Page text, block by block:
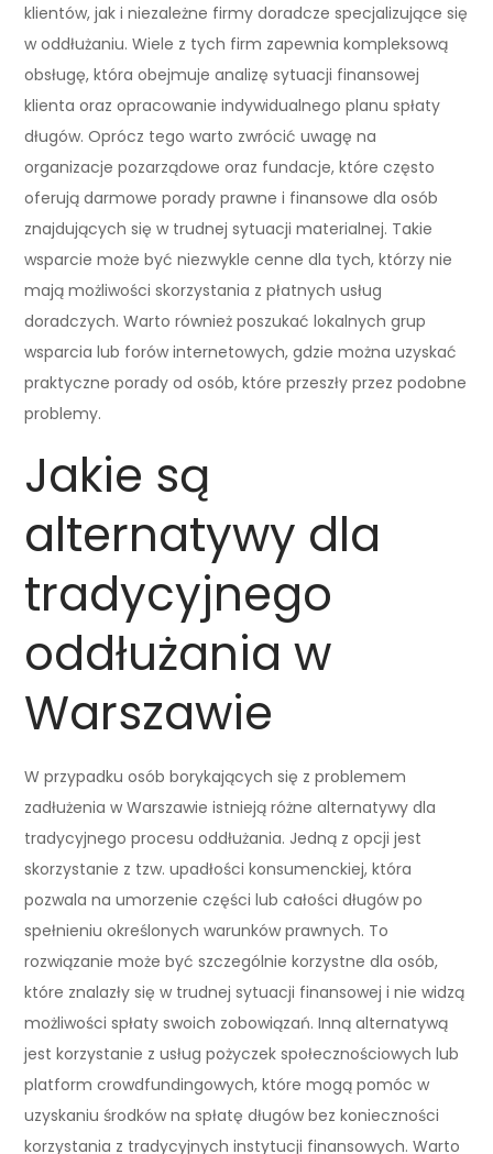
klientów, jak i niezależne firmy doradcze specjalizujące się
w oddłużaniu. Wiele z tych firm zapewnia kompleksową
obsługę, która obejmuje analizę sytuacji finansowej
klienta oraz opracowanie indywidualnego planu spłaty
długów. Oprócz tego warto zwrócić uwagę na
organizacje pozarządowe oraz fundacje, które często
oferują darmowe porady prawne i finansowe dla osób
znajdujących się w trudnej sytuacji materialnej. Takie
wsparcie może być niezwykle cenne dla tych, którzy nie
mają możliwości skorzystania z płatnych usług
doradczych. Warto również poszukać lokalnych grup
wsparcia lub forów internetowych, gdzie można uzyskać
praktyczne porady od osób, które przeszły przez podobne
problemy.
Jakie są
alternatywy dla
tradycyjnego
oddłużania w
Warszawie
W przypadku osób borykających się z problemem
zadłużenia w Warszawie istnieją różne alternatywy dla
tradycyjnego procesu oddłużania. Jedną z opcji jest
skorzystanie z tzw. upadłości konsumenckiej, która
pozwala na umorzenie części lub całości długów po
spełnieniu określonych warunków prawnych. To
rozwiązanie może być szczególnie korzystne dla osób,
które znalazły się w trudnej sytuacji finansowej i nie widzą
możliwości spłaty swoich zobowiązań. Inną alternatywą
jest korzystanie z usług pożyczek społecznościowych lub
platform crowdfundingowych, które mogą pomóc w
uzyskaniu środków na spłatę długów bez konieczności
korzystania z tradycyjnych instytucji finansowych. Warto